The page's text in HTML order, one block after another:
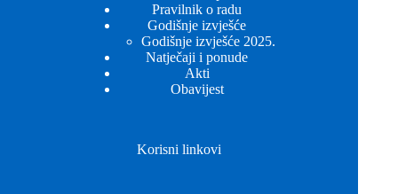
Pravilnik o radu
Godišnje izvješće
Godišnje izvješće 2025.
Natječaji i ponude
Akti
Obavijest
Korisni linkovi